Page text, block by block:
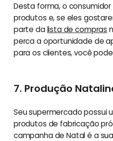
Desta forma, o
produtos e, se eles
parte dalista de compras
perca a oportunidade de
para os clientes, você
7. Produção
Seu supermercado possui
produtos de fabricação
campanha de Natal é a